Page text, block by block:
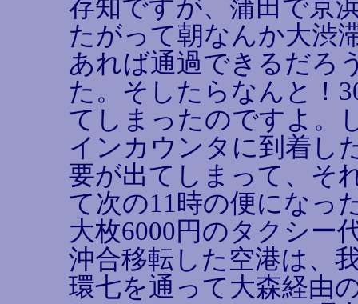
存知ですが、蒲田で京
たがって朝なんか大渋
あれば通過できるだろ
た。そしたらなんと！
てしまったのですよ。
インカウンタに到着し
要が出てしまって、そ
て次の11時の便になっ
大枚6000円のタクシー
沖合移転した空港は、
環七を通って大森経由